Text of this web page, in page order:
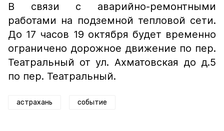
В связи с аварийно-ремонтными
работами на подземной тепловой сети.
До 17 часов 19 октября будет временно
ограничено дорожное движение по пер.
Театральный от ул. Ахматовская до д.5
по пер. Театральный.
астрахань событие